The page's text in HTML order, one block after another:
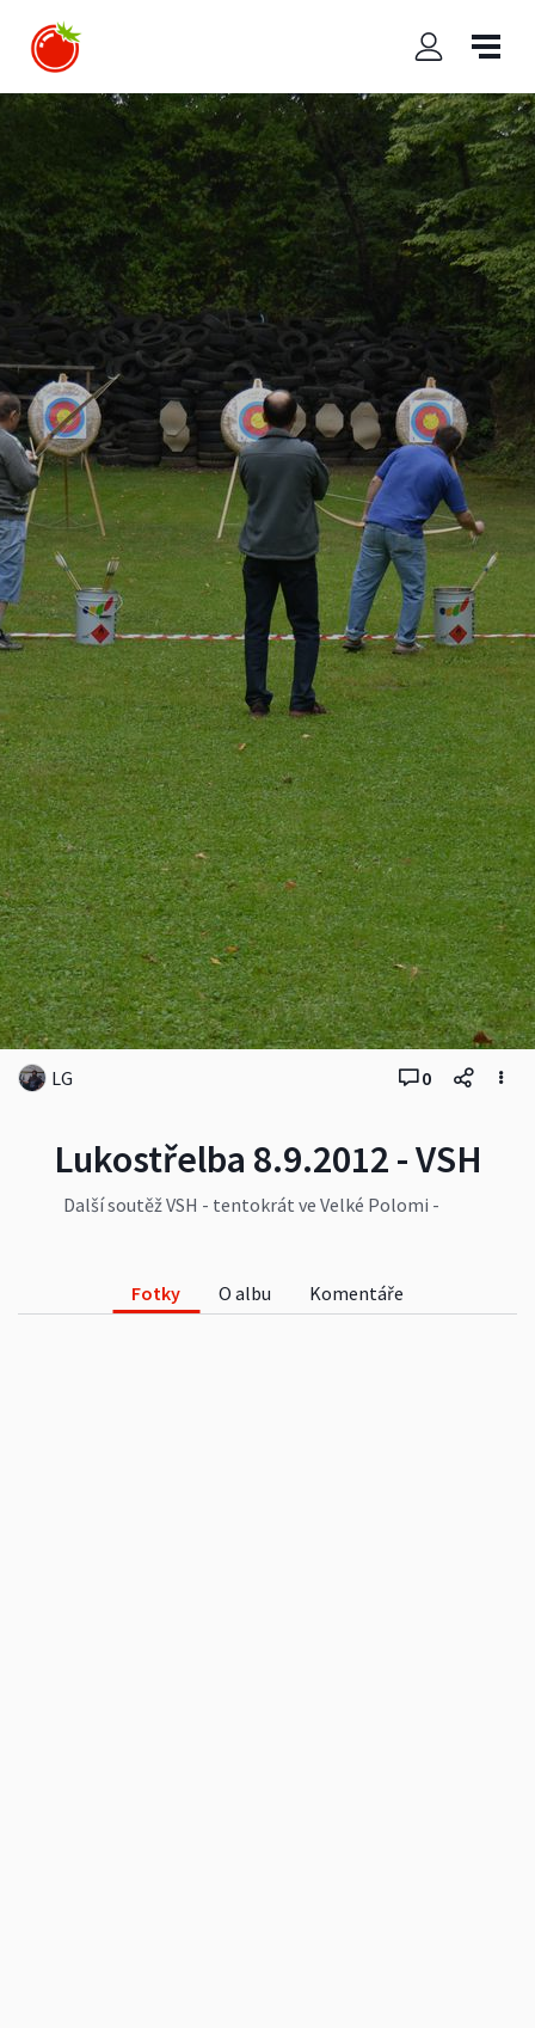
Lukostřelba 8.9.2012 - VSH
Další soutěž VSH - tentokrát ve Velké Polomi -
LG 0
Fotky O albu Komentáře